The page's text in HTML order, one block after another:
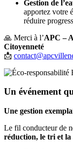
Gestion de
apportez votre
réduire
🙏 Merci à l’APC –
Citoyenneté
📩
Un événement
Une gestion
Le fil conducteur de
réduction, le tri et la